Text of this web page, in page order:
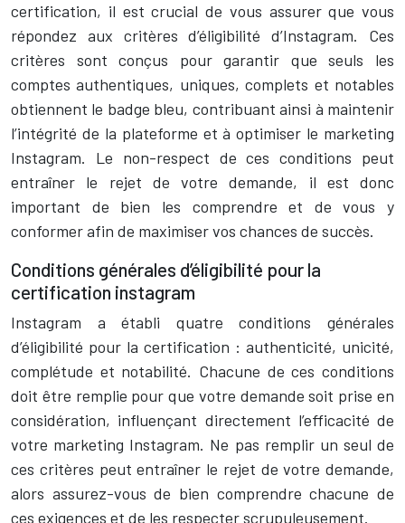
certification, il est crucial de vous assurer que vous
répondez aux critères d’éligibilité d’Instagram. Ces
critères sont conçus pour garantir que seuls les
comptes authentiques, uniques, complets et notables
obtiennent le badge bleu, contribuant ainsi à maintenir
l’intégrité de la plateforme et à optimiser le marketing
Instagram. Le non-respect de ces conditions peut
entraîner le rejet de votre demande, il est donc
important de bien les comprendre et de vous y
conformer afin de maximiser vos chances de succès.
Conditions générales d’éligibilité pour la
certification instagram
Instagram a établi quatre conditions générales
d’éligibilité pour la certification : authenticité, unicité,
complétude et notabilité. Chacune de ces conditions
doit être remplie pour que votre demande soit prise en
considération, influençant directement l’efficacité de
votre marketing Instagram. Ne pas remplir un seul de
ces critères peut entraîner le rejet de votre demande,
alors assurez-vous de bien comprendre chacune de
ces exigences et de les respecter scrupuleusement.